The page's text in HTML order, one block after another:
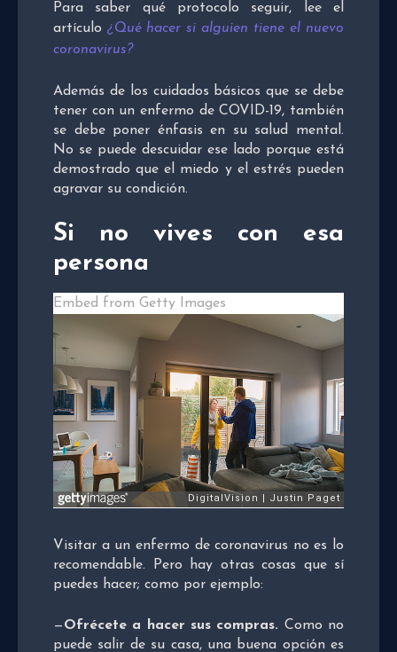
Para saber qué protocolo seguir, lee el
artículo ¿Qué hacer si alguien tiene el nuevo
coronavirus?
Además de los cuidados básicos que se debe
tener con un enfermo de COVID-19, también
se debe poner énfasis en su salud mental.
No se puede descuidar ese lado porque está
demostrado que el miedo y el estrés pueden
agravar su condición.
Si no vives con esa
persona
Embed from Getty Images
Visitar a un enfermo de coronavirus no es lo
recomendable. Pero hay otras cosas que sí
puedes hacer; como por ejemplo:
—Ofrécete a hacer sus compras. Como no
puede salir de su casa, una buena opción es